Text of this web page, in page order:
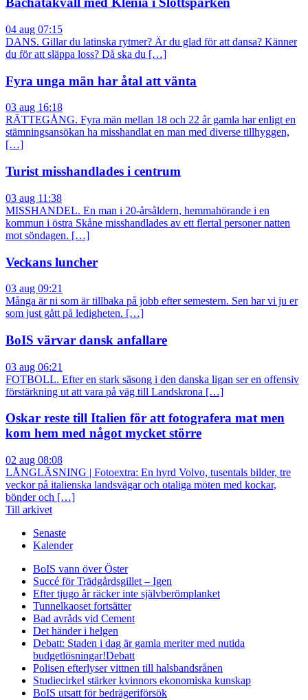
04 aug 07:15
DANS. Gillar du latinska rytmer? Är du glad för att dansa? Känner
du för att släppa loss? Då ska du […]
Fyra unga män har åtal att vänta
03 aug 16:18
RÄTTEGÅNG. Fyra män mellan 18 och 22 år gamla har enligt en
stämningsansökan ha misshandlat en man med diverse tillhyggen,
[…]
Turist misshandlades i centrum
03 aug 11:38
MISSHANDEL. En man i 20-årsåldern, hemmahörande i en
kommun i östra Skåne misshandlades av ett flertal personer natten
mot söndagen. […]
Veckans luncher
03 aug 09:21
Många är ni som är tillbaka på jobb efter semestern. Sen har vi ju er
som just gått på ledigheten. […]
BoIS värvar dansk anfallare
03 aug 06:21
FOTBOLL. Efter en stark säsong i den danska ligan ser en offensiv
förstärkning ut att vara på väg till Landskrona […]
Oskar reste till Italien för att fotografera mat men
kom hem med något mycket större
02 aug 08:08
LÅNGLÄSNING | Fotoextra: En hyrd Volvo, tusentals bilder, tre
veckor på italienska landsvägar och otaliga möten med kockar,
bönder och […]
Till arkivet
Senaste
Kalender
BoIS vann över Öster
Succé för Trädgårdsgillet – Igen
Efter tjugo år räcker inte självberömplanket
Tunnelkaoset fortsätter
Bad avråds vid Cement
Det händer i helgen
Debatt: Staden i dag är gamla meriter med nutida
budgetlösningar!Debatt
Polisen efterlyser vittnen till halsbandsrånen
Studiecirkel stärker kvinnors ekonomiska kunskap
BoIS utsatt för bedrägeriförsök